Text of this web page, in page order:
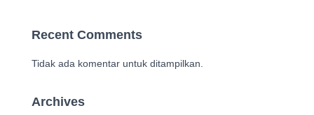
Recent Comments
Tidak ada komentar untuk ditampilkan.
Archives